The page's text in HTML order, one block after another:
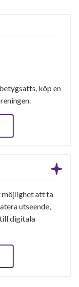
köp en
möjlighet att ta
utseende,
digitala